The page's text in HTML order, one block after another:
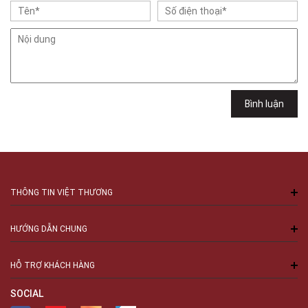
Việt Thương Music - 302 Cầu Giấy
Gian hàng G9-10 TTTM Discovery Complex, số 302 Cầu Giấy, Phường
Cầu Giấy, Hà Nội , Cầu Giấy , Hà Nội
Bình luận
THÔNG TIN VIỆT THƯƠNG
HƯỚNG DẪN CHUNG
HỖ TRỢ KHÁCH HÀNG
SOCIAL